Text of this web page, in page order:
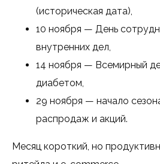
(историческая дата),
10 ноября — День
внутренних дел,
14 ноября — Всемирный
диабетом,
29 ноября — начало
распродаж и акций.
Месяц короткий, но